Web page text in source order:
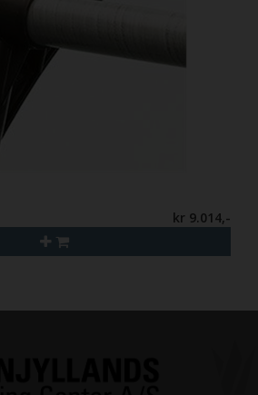
kr 9.014,-